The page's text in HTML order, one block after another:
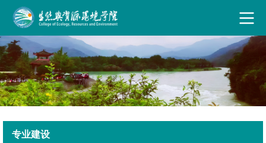
古天乐代言太阳集团·(中国)能源有限公司
专业建设